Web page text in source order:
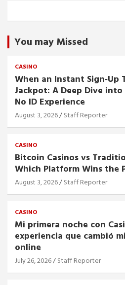
You may Missed
CASINO
When an Instant Sign‑Up
Jackpot: A Deep Dive
No ID Experience
August 3, 2026 Staff Reporter
CASINO
Bitcoin Casinos vs
Which Platform Wins the
August 3, 2026 Staff Reporter
CASINO
Mi primera noche con
experiencia que cambió
online
July 26, 2026 Staff Reporter